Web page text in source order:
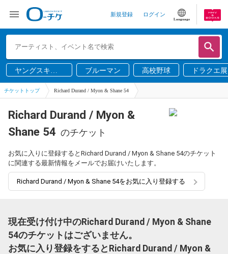
新規登録 ログイン
Language
ヤングスキニ
ー
ブルーマン 高校野球 ドラクエ展
チケットトップ Richard Durand / Myon & Shane 54
Richard Durand / Myon &
Shane 54 のチケット
お気に入りに登録するとRichard Durand / Myon & Shane 54のチケット
に関連する最新情報をメールでお届けいたします。
Richard Durand / Myon & Shane 54をお気に入り登録する
現在受け付け中のRichard Durand / Myon & Shane
54のチケットはございません。
お気に入り登録をするとRichard Durand / Myon &